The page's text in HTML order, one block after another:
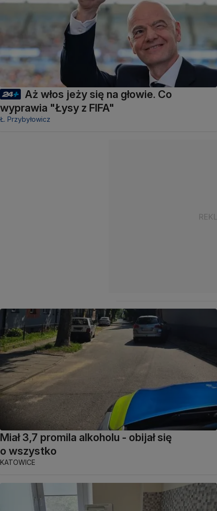
Aż włos jeży się na głowie. Co
wyprawia "Łysy z FIFA"
Ł. Przybyłowicz
Miał 3,7 promila alkoholu - obijał się
o wszystko
KATOWICE